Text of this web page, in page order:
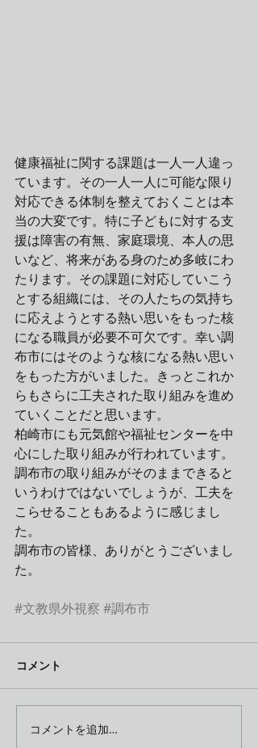
健康福祉に関する課題は一人一人違っ
ています。その一人一人に可能な限り
対応できる体制を整えておくことは本
当の大変です。特に子どもに対する支
援は障害の有無、家庭環境、本人の思
いなど、将来がある身のため多岐にわ
たります。その課題に対応していこう
とする組織には、その人たちの気持ち
に応えようとする熱い思いをもった核
になる職員が必要不可欠です。幸い調
布市にはそのような核になる熱い思い
をもった方がいました。きっとこれか
らもさらに工夫された取り組みを進め
ていくことだと思います。
柏崎市にも元気館や福祉センターを中
心にした取り組みが行われています。
調布市の取り組みがそのままできると
いうわけではないでしょうが、工夫を
こらせることもあるように感じまし
た。
調布市の皆様、ありがとうございまし
た。
#文教県外視察 #調布市
コメント
コメントを追加…